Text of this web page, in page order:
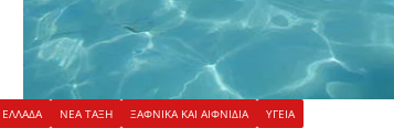
ΕΛΛΑΔΑ ΝΕΑ ΤΑΞΗ ΞΑΦΝΙΚΑ ΚΑΙ ΑΙΦΝΙΔΙΑ ΥΓΕΙΑ